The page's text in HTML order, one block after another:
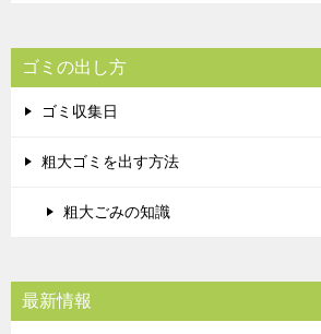
ゴミの出し方
ゴミ収集日
粗大ゴミを出す方法
粗大ごみの知識
最新情報